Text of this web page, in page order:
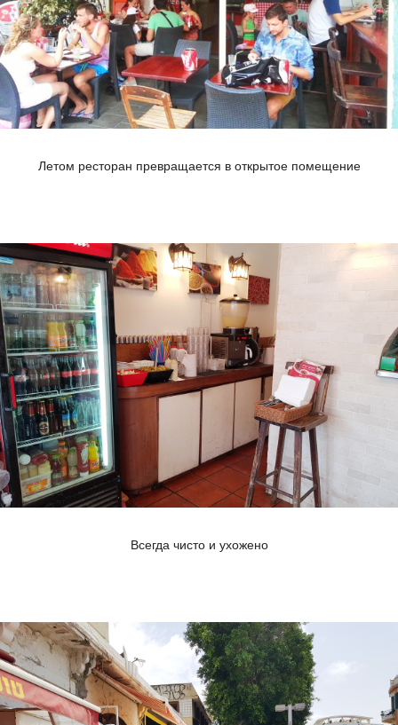
Летом ресторан превращается в открытое помещение
Всегда чисто и ухожено